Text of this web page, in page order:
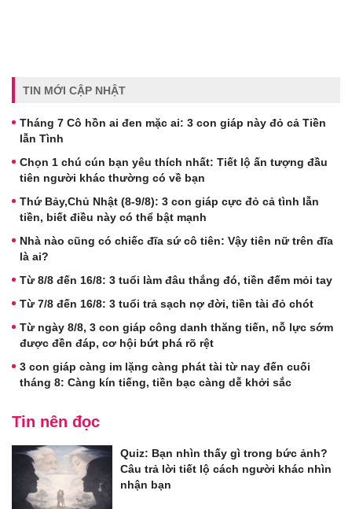
TIN MỚI CẬP NHẬT
Tháng 7 Cô hồn ai đen mặc ai: 3 con giáp này đỏ cả Tiền
lẫn Tình
Chọn 1 chú cún bạn yêu thích nhất: Tiết lộ ấn tượng đầu
tiên người khác thường có về bạn
Thứ Bảy,Chủ Nhật (8-9/8): 3 con giáp cực đỏ cả tình lẫn
tiền, biết điều này có thể bật mạnh
Nhà nào cũng có chiếc đĩa sứ cô tiên: Vậy tiên nữ trên đĩa
là ai?
Từ 8/8 đến 16/8: 3 tuổi làm đâu thắng đó, tiền đếm mỏi tay
Từ 7/8 đến 16/8: 3 tuổi trả sạch nợ đời, tiền tài đỏ chót
Từ ngày 8/8, 3 con giáp công danh thăng tiến, nỗ lực sớm
được đền đáp, cơ hội bứt phá rõ rệt
3 con giáp càng im lặng càng phát tài từ nay đến cuối
tháng 8: Càng kín tiếng, tiền bạc càng dễ khởi sắc
Tin nên đọc
Quiz: Bạn nhìn thấy gì trong bức ảnh?
Câu trả lời tiết lộ cách người khác nhìn
nhận bạn